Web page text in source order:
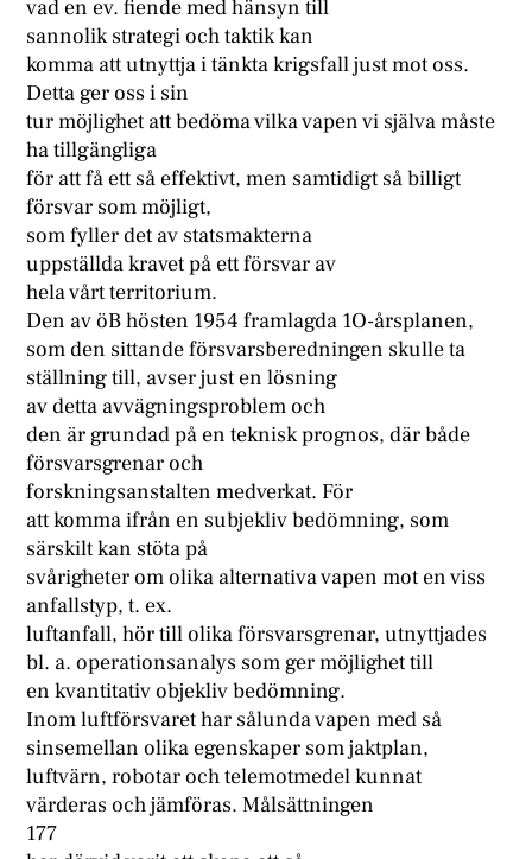
vad en ev. fiende med hänsyn till
sannolik strategi och taktik kan
komma att utnyttja i tänkta krigsfall just mot oss.
Detta ger oss i sin
tur möjlighet att bedöma vilka vapen vi själva måste
ha tillgängliga
för att få ett så effektivt, men samtidigt så billigt
försvar som möjligt,
som fyller det av statsmakterna
uppställda kravet på ett försvar av
hela vårt territorium.
Den av öB hösten 1954 framlagda 1O-årsplanen,
som den sittande försvarsberedningen skulle ta
ställning till, avser just en lösning
av detta avvägningsproblem och
den är grundad på en teknisk prognos, där både
försvarsgrenar och
forskningsanstalten medverkat. För
att komma ifrån en subjekliv bedömning, som
särskilt kan stöta på
svårigheter om olika alternativa vapen mot en viss
anfallstyp, t. ex.
luftanfall, hör till olika försvarsgrenar, utnyttjades
bl. a. operationsanalys som ger möjlighet till
en kvantitativ objekliv bedömning.
Inom luftförsvaret har sålunda vapen med så
sinsemellan olika egenskaper som jaktplan,
luftvärn, robotar och telemotmedel kunnat
värderas och jämföras. Målsättningen
177